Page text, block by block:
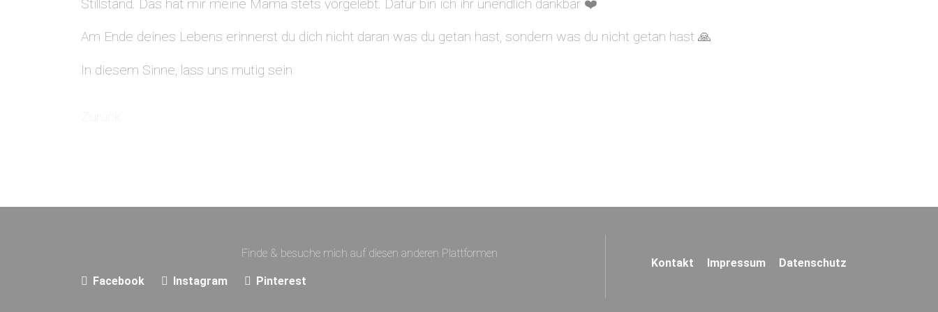
Stillstand. Das hat mir meine Mama stets vorgelebt. Dafür bin ich ihr unendlich dankbar ❤️
Am Ende deines Lebens erinnerst du dich nicht daran was du getan hast, sondern was du nicht getan hast 🙏
In diesem Sinne, lass uns mutig sein
Finde & besuche mich auf diesen anderen Plattformen
Facebook Instagram Pinterest
Kontakt Impressum Datenschutz